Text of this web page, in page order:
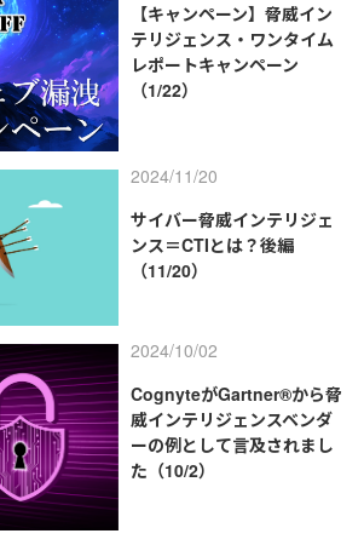
【キャンペーン】脅威イン
テリジェンス・ワンタイム
レポートキャンペーン
（1/22）
2024/11/20
サイバー脅威インテリジェ
ンス＝CTIとは？後編
（11/20）
2024/10/02
CognyteがGartner®から脅
威インテリジェンスベンダ
ーの例として言及されまし
た（10/2）